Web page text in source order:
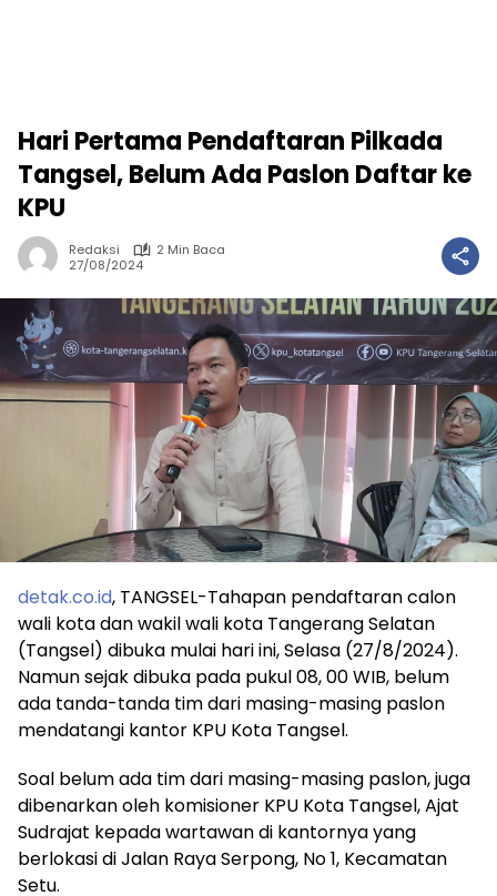
Hari Pertama Pendaftaran Pilkada
Tangsel, Belum Ada Paslon Daftar ke
KPU
Redaksi
2 Min Baca
27/08/2024
detak.co.id, TANGSEL-Tahapan pendaftaran calon
wali kota dan wakil wali kota Tangerang Selatan
(Tangsel) dibuka mulai hari ini, Selasa (27/8/2024).
Namun sejak dibuka pada pukul 08, 00 WIB, belum
ada tanda-tanda tim dari masing-masing paslon
mendatangi kantor KPU Kota Tangsel.
Soal belum ada tim dari masing-masing paslon, juga
dibenarkan oleh komisioner KPU Kota Tangsel, Ajat
Sudrajat kepada wartawan di kantornya yang
berlokasi di Jalan Raya Serpong, No 1, Kecamatan
Setu.